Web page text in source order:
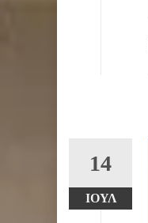
14
ΙΟΎΛ